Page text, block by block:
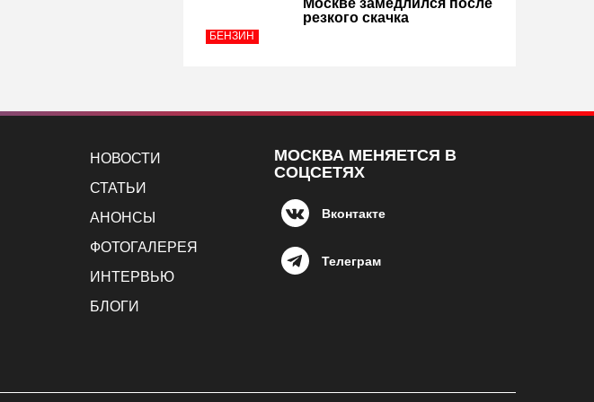
БЕНЗИН
Москве замедлился после
резкого скачка
НОВОСТИ
СТАТЬИ
АНОНСЫ
ФОТОГАЛЕРЕЯ
ИНТЕРВЬЮ
БЛОГИ
МОСКВА МЕНЯЕТСЯ В
СОЦСЕТЯХ
Вконтакте
Телеграм